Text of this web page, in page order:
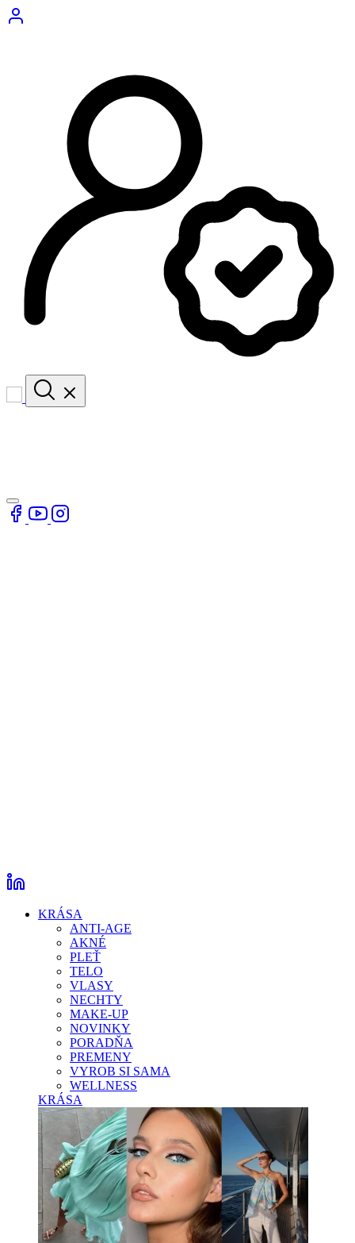
KRÁSA
ANTI-AGE
AKNÉ
PLEŤ
TELO
VLASY
NECHTY
MAKE-UP
NOVINKY
PORADŇA
PREMENY
VYROB SI SAMA
WELLNESS
KRÁSA